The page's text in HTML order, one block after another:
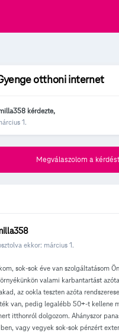
otthoni internet
kérdezte,
1.
Megválaszolom a
ekkor: március 1.
sok-sok éve van szolgáltatásom
valami karbantartást
az ookla teszten azóta
van, pedig legalébb 50+-t kellene
itthonról dolgozom. Ahányszor
vagy vegyek sok-sok pénzért